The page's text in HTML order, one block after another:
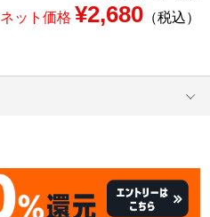
ネット価格 ¥2,680（税込）